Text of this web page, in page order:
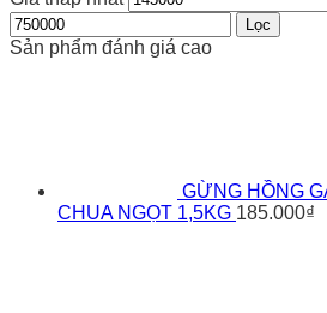
Lọc
Sản phẩm đánh giá cao
GỪNG HỒNG
CHUA NGỌT 1,5KG 185.000₫